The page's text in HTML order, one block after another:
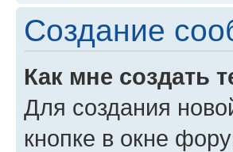
Создание
Как мне создать
Для создания
кнопке в окне